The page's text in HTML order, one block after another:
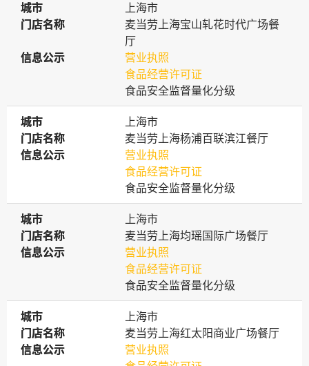
城市
城市
上海市
门店名称
门店名称
麦当劳上海宝山轧花时代广场餐
厅
信息公示
信息公示
营业执照
食品经营许可证
食品安全监督量化分级
城市
城市
上海市
门店名称
门店名称
麦当劳上海杨浦百联滨江餐厅
信息公示
信息公示
营业执照
食品经营许可证
食品安全监督量化分级
城市
城市
上海市
门店名称
门店名称
麦当劳上海均瑶国际广场餐厅
信息公示
信息公示
营业执照
食品经营许可证
食品安全监督量化分级
城市
城市
上海市
门店名称
门店名称
麦当劳上海红太阳商业广场餐厅
信息公示
信息公示
营业执照